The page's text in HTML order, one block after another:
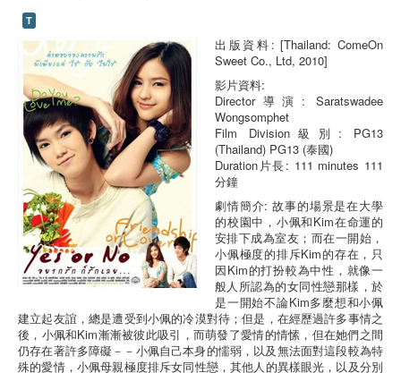
T
出版資料: [Thailand: ComeOn
Sweet Co., Ltd, 2010]
影片資料:
Director導演: Saratswadee
Wongsomphet
Film Division級別: PG13
(Thailand) PG13 (泰國)
Duration片長: 111 minutes 111
分鐘
劇情簡介: 故事的場景是在大學
的校園中，小佩和Kim在命運的
安排下成為室友；而在一開始，
小佩極度的排斥Kim的存在，只
因Kim的打扮較為中性，就像一
般人所認為的女同性戀那樣，於
是一開始不論Kim多麼想和小佩
建立起友誼，總是遭受到小佩的冷漠對待；但是，在經歷過許多事情之
後，小佩和Kim漸漸被彼此吸引，而萌發了愛情的情愫，但在她們之間
仍存在著許多障礙－－小佩自己本身的懦弱，以及無法面對這段較為特
殊的愛情，小佩母親極度排斥女同性戀，其他人的異樣眼光，以及分別